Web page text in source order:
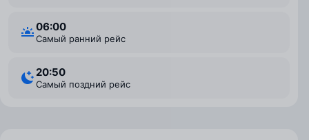
06:00
Самый ранний рейс
20:50
Самый поздний рейс